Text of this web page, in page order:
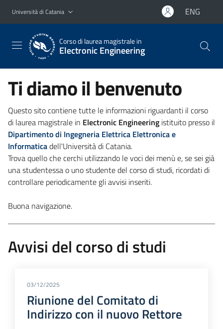
Vai al contenuto principale
Vai al menu di navigazione
Università di Catania ENG
Corso di laurea magistrale in
Electronic Engineering
Ti diamo il benvenuto
Questo sito contiene tutte le informazioni riguardanti il corso
di laurea magistrale in Electronic Engineering istituito presso il
Dipartimento di Ingegneria Elettrica Elettronica e
Informaticadell'Università di Catania.
Trova quello che cerchi utilizzando le voci dei menù e, se sei già
una studentessa o uno studente del corso di studi, ricordati di
controllare periodicamente gli avvisi inseriti.
Buona navigazione.
Avvisi del corso di studi
03/12/2025
Riunione del Comitato di
Indirizzo con il nuovo Rettore